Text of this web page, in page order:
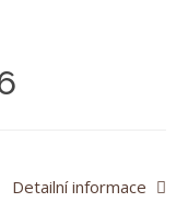
Detailní informace